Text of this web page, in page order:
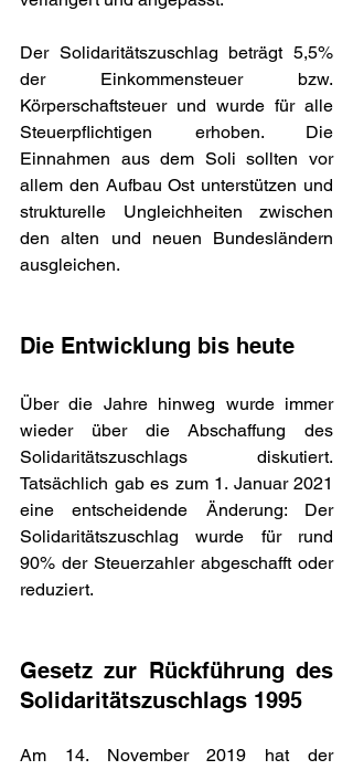
Der Solidaritätszuschlag beträgt 5,5%
der Einkommensteuer bzw.
Körperschaftsteuer und wurde für alle
Steuerpflichtigen erhoben. Die
Einnahmen aus dem Soli sollten vor
allem den Aufbau Ost unterstützen und
strukturelle Ungleichheiten zwischen
den alten und neuen Bundesländern
ausgleichen.
Die Entwicklung bis heute
Über die Jahre hinweg wurde immer
wieder über die Abschaffung des
Solidaritätszuschlags diskutiert.
Tatsächlich gab es zum 1. Januar 2021
eine entscheidende Änderung: Der
Solidaritätszuschlag wurde für rund
90% der Steuerzahler abgeschafft oder
reduziert.
Gesetz zur Rückführung des
Solidaritätszuschlags 1995
Am 14. November 2019 hat der